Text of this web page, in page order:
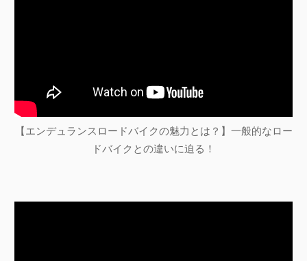
【エンデュランスロードバイクの魅力とは？】一般的なロー
ドバイクとの違いに迫る！